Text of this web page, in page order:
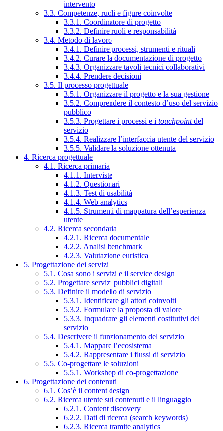
intervento
3.3. Competenze, ruoli e figure coinvolte
3.3.1. Coordinatore di progetto
3.3.2. Definire ruoli e responsabilità
3.4. Metodo di lavoro
3.4.1. Definire processi, strumenti e rituali
3.4.2. Curare la documentazione di progetto
3.4.3. Organizzare tavoli tecnici collaborativi
3.4.4. Prendere decisioni
3.5. Il processo progettuale
3.5.1. Organizzare il progetto e la sua gestione
3.5.2. Comprendere il contesto d’uso del servizio
pubblico
3.5.3. Progettare i processi e i touchpointdel
servizio
3.5.4. Realizzare l’interfaccia utente del servizio
3.5.5. Validare la soluzione ottenuta
4. Ricerca progettuale
4.1. Ricerca primaria
4.1.1. Interviste
4.1.2. Questionari
4.1.3. Test di usabilità
4.1.4. Web analytics
4.1.5. Strumenti di mappatura dell’esperienza
utente
4.2. Ricerca secondaria
4.2.1. Ricerca documentale
4.2.2. Analisi benchmark
4.2.3. Valutazione euristica
5. Progettazione dei servizi
5.1. Cosa sono i servizi e il service design
5.2. Progettare servizi pubblici digitali
5.3. Definire il modello di servizio
5.3.1. Identificare gli attori coinvolti
5.3.2. Formulare la proposta di valore
5.3.3. Inquadrare gli elementi costitutivi del
servizio
5.4. Descrivere il funzionamento del servizio
5.4.1. Mappare l’ecosistema
5.4.2. Rappresentare i flussi di servizio
5.5. Co-progettare le soluzioni
5.5.1. Workshop di co-progettazione
6. Progettazione dei contenuti
6.1. Cos’è il content design
6.2. Ricerca utente sui contenuti e il linguaggio
6.2.1. Content discovery
6.2.2. Dati di ricerca (search keywords)
6.2.3. Ricerca tramite analytics